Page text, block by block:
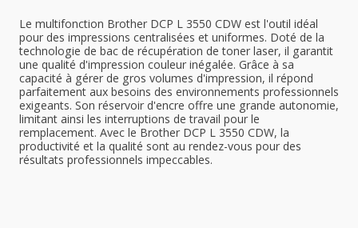
Le multifonction Brother DCP L 3550 CDW est l'outil idéal
pour des impressions centralisées et uniformes. Doté de la
technologie de bac de récupération de toner laser, il garantit
une qualité d'impression couleur inégalée. Grâce à sa
capacité à gérer de gros volumes d'impression, il répond
parfaitement aux besoins des environnements professionnels
exigeants. Son réservoir d'encre offre une grande autonomie,
limitant ainsi les interruptions de travail pour le
remplacement. Avec le Brother DCP L 3550 CDW, la
productivité et la qualité sont au rendez-vous pour des
résultats professionnels impeccables.